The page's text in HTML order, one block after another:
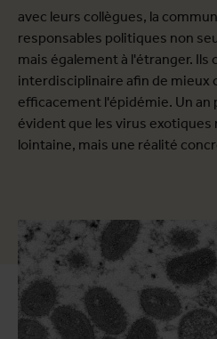
avec leurs collègues, la
responsables politiques non
mais également à l'étranger. Ils
interdisciplinaire afin de mieux
efficacement l'épidémie. Un an
évident que les virus
lointaine, mais une réalité